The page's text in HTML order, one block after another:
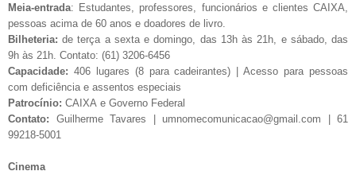
Meia-entrada: Estudantes, professores, funcionários e clientes CAIXA,
pessoas acima de 60 anos e doadores de livro.
Bilheteria: de terça a sexta e domingo, das 13h às 21h, e sábado, das
9h às 21h. Contato: (61) 3206-6456
Capacidade: 406 lugares (8 para cadeirantes) | Acesso para pessoas
com deficiência e assentos especiais
Patrocínio: CAIXA e Governo Federal
Contato: Guilherme Tavares | umnomecomunicacao@gmail.com | 61
99218-5001
Cinema